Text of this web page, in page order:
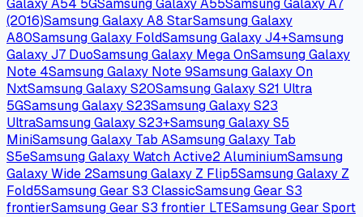
Galaxy A54 5GSamsung Galaxy A55Samsung Galaxy A7
(2016)Samsung Galaxy A8 StarSamsung Galaxy
A80Samsung Galaxy FoldSamsung Galaxy J4+Samsung
Galaxy J7 DuoSamsung Galaxy Mega OnSamsung Galaxy
Note 4Samsung Galaxy Note 9Samsung Galaxy On
NxtSamsung Galaxy S20Samsung Galaxy S21 Ultra
5GSamsung Galaxy S23Samsung Galaxy S23
UltraSamsung Galaxy S23+Samsung Galaxy S5
MiniSamsung Galaxy Tab ASamsung Galaxy Tab
S5eSamsung Galaxy Watch Active2 AluminiumSamsung
Galaxy Wide 2Samsung Galaxy Z Flip5Samsung Galaxy Z
Fold5Samsung Gear S3 ClassicSamsung Gear S3
frontierSamsung Gear S3 frontier LTESamsung Gear Sport